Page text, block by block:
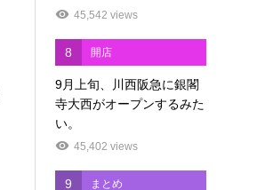
45,542 views
8 開店
9月上旬、川西阪急に銀閣
寺大西がオープンするみた
い。
45,402 views
9 まとめ